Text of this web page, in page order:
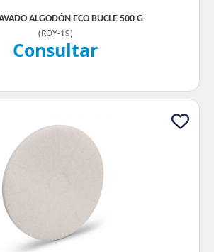
ALGODÓN ECO BUCLE 500 G
(ROY-19)
Consultar